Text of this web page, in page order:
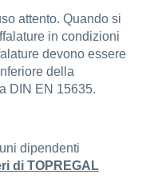
attento. Quando si
in condizioni
devono essere
della
DIN EN 15635.
dipendenti
di TOPREGAL